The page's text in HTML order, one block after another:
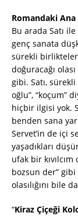
Romandaki
Bu arada Satı
genç sanata
sürekli
doğuracağı
gibi. Satı, sürekli
oğlu”, “koçum”
hiçbir ilgisi yok.
benden sana yar
Servet’in de içi
yaşadıkları
ufak bir kıvılcım
bozsun der” gibi
olasılığını bile
“Kiraz Çiçeği